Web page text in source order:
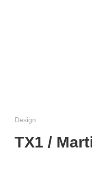
Design
TX1 /